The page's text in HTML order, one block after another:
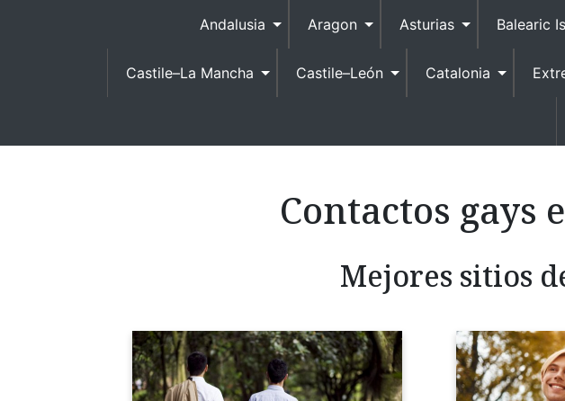
Andalusia Aragon Asturias Balearic
Castile–La Mancha Castile–León Catalonia
Contactos gays
Mejores sitios